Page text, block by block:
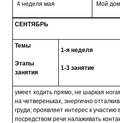
4 неделя мая Мой
СЕНТЯБРЬ
Темы
Этапы
занятия
1-я неделя
1-3 занятие
умеет ходить прямо, не шаркая
на четвереньках, энергично
груди; проявляет интерес к
посредством речи налаживать